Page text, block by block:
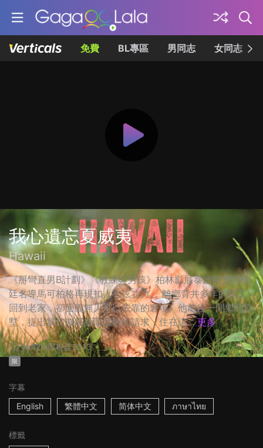
免費 BL專區 男同志 女同志
我心遺忘夏威夷
Hawaii
《掰彎直男B計劃》《教練與男孩》柏林影展泰迪熊獎阿根
廷名導馬可柏格再現扣人心弦功力。 離鄉背井多年的馬丁
回到老家，卻面臨無人可以依靠的窘境。他前往一間鄉間別
墅，提出幫忙修繕換取溫飽的請求，住在這... 更多
1h42m阿根廷2013
限
字幕
English
繁體中文 简体中文 ภาษาไทย
標籤